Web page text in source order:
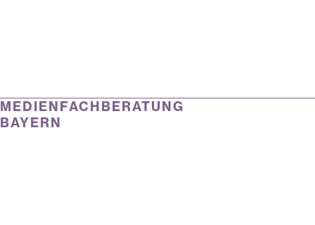
MEDIENFACHBERATUNG
BAYERN